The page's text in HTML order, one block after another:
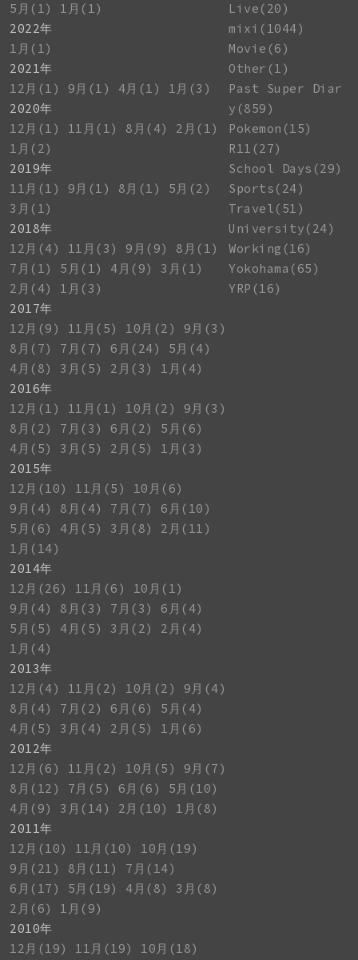
5月(1)
1月(1)
2022年
1月(1)
2021年
12月(1)
9月(1) 4月(1)
1月(3)
2020年
12月(1)
11月(1) 8月(4)
2月(1)
1月(2)
2019年
11月(1)
9月(1) 8月(1)
5月(2)
3月(1)
2018年
12月(4)
11月(3) 9月(9)
8月(1)
7月(1)
5月(1) 4月(9)
3月(1)
2月(4)
1月(3)
2017年
12月(9)
11月(5) 10月(2)
9月(3)
8月(7)
7月(7) 6月(24)
5月(4)
4月(8)
3月(5) 2月(3)
1月(4)
2016年
12月(1)
11月(1) 10月(2)
9月(3)
8月(2)
7月(3) 6月(2)
5月(6)
4月(5)
3月(5) 2月(5)
1月(3)
2015年
12月(10)
11月(5)
10月(6)
9月(4)
8月(4) 7月(7)
6月(10)
5月(6)
4月(5) 3月(8)
2月(11)
1月(14)
2014年
12月(26)
11月(6)
10月(1)
9月(4)
8月(3) 7月(3)
6月(4)
5月(5)
4月(5) 3月(2)
2月(4)
1月(4)
2013年
12月(4)
11月(2) 10月(2)
9月(4)
8月(4)
7月(2) 6月(6)
5月(4)
4月(5)
3月(4) 2月(5)
1月(6)
2012年
12月(6)
11月(2) 10月(5)
9月(7)
8月(12)
7月(5) 6月(6)
5月(10)
4月(9)
3月(14) 2月(10)
1月(8)
2011年
12月(10)
11月(10)
10月(19)
9月(21)
8月(11)
7月(14)
6月(17)
5月(19) 4月(8)
3月(8)
2月(6)
1月(9)
2010年
12月(19)
11月(19)
10月(18)
Live(20)
mixi(1044)
Movie(6)
Other(1)
Past Super Diar
y(859)
Pokemon(15)
R11(27)
School Days(29)
Sports(24)
Travel(51)
University(24)
Working(16)
Yokohama(65)
YRP(16)